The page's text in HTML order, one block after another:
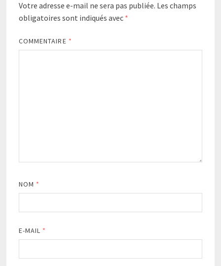
Votre adresse e-mail ne sera pas publiée. Les champs
obligatoires sont indiqués avec *
COMMENTAIRE *
NOM *
E-MAIL *